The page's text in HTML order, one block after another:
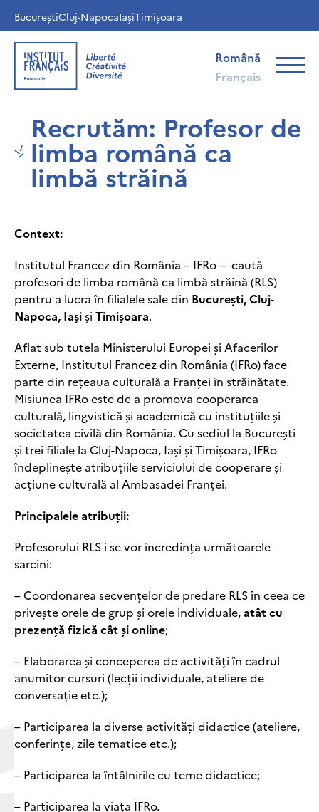
BucureștiCluj-NapocaIașiTimișoara
Română
Français
Recrutăm: Profesor de
limba română ca
limbă străină
Context:
Institutul Francez din România – IFRo – caută
profesori de limba română ca limbă străină (RLS)
pentru a lucra în filialele sale din București, Cluj-
Napoca, Iașiși Timișoara.
Aflat sub tutela Ministerului Europei și Afacerilor
Externe, Institutul Francez din România (IFRo) face
parte din rețeaua culturală a Franței în străinătate.
Misiunea IFRo este de a promova cooperarea
culturală, lingvistică și academică cu instituțiile și
societatea civilă din România. Cu sediul la București
și trei filiale la Cluj-Napoca, Iași și Timișoara, IFRo
îndeplinește atribuțiile serviciului de cooperare și
acțiune culturală al Ambasadei Franței.
Principalele atribuții:
Profesorului RLS i se vor încredința următoarele
sarcini:
– Coordonarea secvențelor de predare RLS în ceea ce
privește orele de grup și orele individuale,atât cu
prezență fizică cât și online;
– Elaborarea și conceperea de activități în cadrul
anumitor cursuri (lecții individuale, ateliere de
conversație etc.);
– Participarea la diverse activități didactice (ateliere,
conferințe, zile tematice etc.);
– Participarea la întâlnirile cu teme didactice;
– Participarea la viața IFRo.